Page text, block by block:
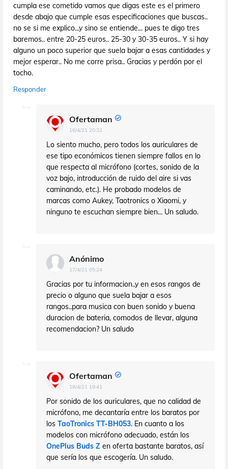
cumpla ese cometido vamos que digas este es el primero
desde abajo que cumple esas especificaciones que buscas..
no se si me explico...y sino se entiende... pues te digo tres
baremos.. entre 20-25 euros.. 25-30 y 30-35 euros.. Y si hay
alguno un poco superior que suela bajar a esas cantidades y
mejor esperar.. No me corre prisa.. Gracias y perdón por el
tocho.
Responder
Ofertaman
16/4/21 20:32
Lo siento mucho, pero todos los auriculares de
ese tipo económicos tienen siempre fallos en lo
que respecta al micrófono (cortes, sonido de la
voz bajo, introducción de ruido del aire si vas
caminando, etc.). He probado modelos de
marcas como Aukey, Taotronics o Xiaomi, y
ninguno te escuchan siempre bien... Un saludo.
Anónimo
17/4/21 05:24
Gracias por tu informacion..y en esos rangos de
precio o alguno que suela bajar a esos
rangos..para musica con buen sonido y buena
duracion de bateria, comodos de llevar, alguna
recomendacion? Un saludo
Ofertaman
18/4/21 19:41
Por sonido de los auriculares, que no calidad de
micrófono, me decantaría entre los baratos por
los TaoTronics TT-BH053. En cuanto a los
modelos con micrófono adecuado, están los
OnePlus Buds Z en oferta bastante baratos, así
que sería los que escogería. Un saludo.